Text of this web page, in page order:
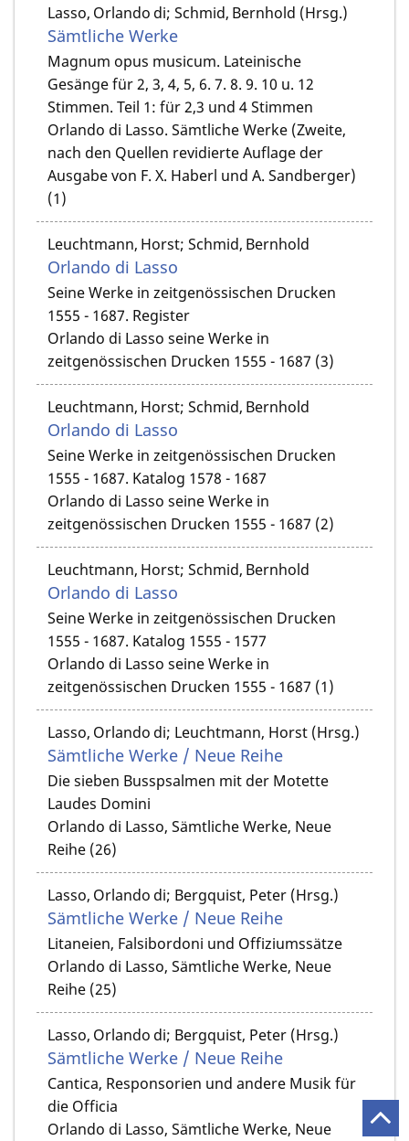
Lasso, Orlando di; Schmid, Bernhold (Hrsg.)
Sämtliche Werke
Magnum opus musicum. Lateinische
Gesänge für 2, 3, 4, 5, 6. 7. 8. 9. 10 u. 12
Stimmen. Teil 1: für 2,3 und 4 Stimmen
Orlando di Lasso. Sämtliche Werke (Zweite,
nach den Quellen revidierte Auflage der
Ausgabe von F. X. Haberl und A. Sandberger)
(1)
Leuchtmann, Horst; Schmid, Bernhold
Orlando di Lasso
Seine Werke in zeitgenössischen Drucken
1555 - 1687. Register
Orlando di Lasso seine Werke in
zeitgenössischen Drucken 1555 - 1687 (3)
Leuchtmann, Horst; Schmid, Bernhold
Orlando di Lasso
Seine Werke in zeitgenössischen Drucken
1555 - 1687. Katalog 1578 - 1687
Orlando di Lasso seine Werke in
zeitgenössischen Drucken 1555 - 1687 (2)
Leuchtmann, Horst; Schmid, Bernhold
Orlando di Lasso
Seine Werke in zeitgenössischen Drucken
1555 - 1687. Katalog 1555 - 1577
Orlando di Lasso seine Werke in
zeitgenössischen Drucken 1555 - 1687 (1)
Lasso, Orlando di; Leuchtmann, Horst (Hrsg.)
Sämtliche Werke / Neue Reihe
Die sieben Busspsalmen mit der Motette
Laudes Domini
Orlando di Lasso, Sämtliche Werke, Neue
Reihe (26)
Lasso, Orlando di; Bergquist, Peter (Hrsg.)
Sämtliche Werke / Neue Reihe
Litaneien, Falsibordoni und Offiziumssätze
Orlando di Lasso, Sämtliche Werke, Neue
Reihe (25)
Lasso, Orlando di; Bergquist, Peter (Hrsg.)
Sämtliche Werke / Neue Reihe
Cantica, Responsorien und andere Musik für
die Officia
Orlando di Lasso, Sämtliche Werke, Neue